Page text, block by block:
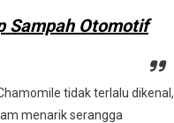
Sampah Otomotif
tidak terlalu dikenal,
menarik serangga